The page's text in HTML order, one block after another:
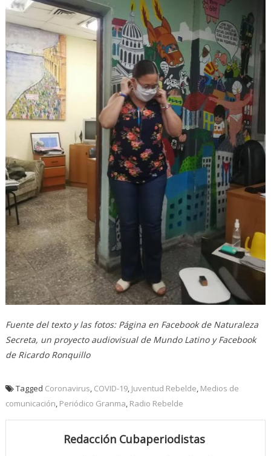
Fuente del texto y las fotos: Página en Facebook de Naturaleza
Secreta, un proyecto audiovisual de Mundo Latino y Facebook
de Ricardo Ronquillo
Tagged Coronavirus, COVID-19, Juventud Rebelde, Medios de
comunicación, Periódico Granma, Radio Rebelde
Redacción Cubaperiodistas